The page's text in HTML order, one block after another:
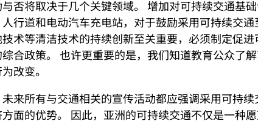
行道和电动汽车充电站，对于鼓励采用可持续交
术等清洁技术的持续创新至关重要，必须制定促
合政策。 也许更重要的是，我们知道教育公众了
改变。
来所有与交通相关的宣传活动都应强调采用可持
面的优势。 因此，亚洲的可持续交通不仅是一种